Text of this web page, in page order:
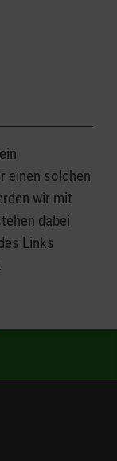
einen solchen
wir mit
dabei
Links